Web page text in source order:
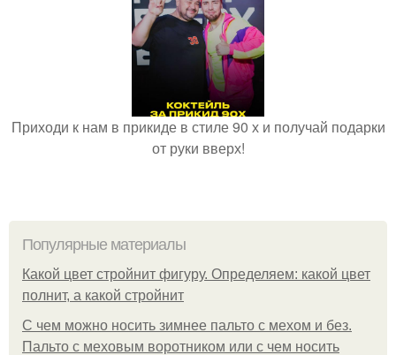
Приходи к нам в прикиде в стиле 90 х и получай подарки
от руки вверх!
Популярные материалы
Какой цвет стройнит фигуру. Определяем: какой цвет
полнит, а какой стройнит
C чем можно носить зимнее пальто с мехом и без.
Пальто с меховым воротником или с чем носить